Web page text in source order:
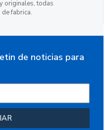
originales, todas
de fabrica.
de noticias para